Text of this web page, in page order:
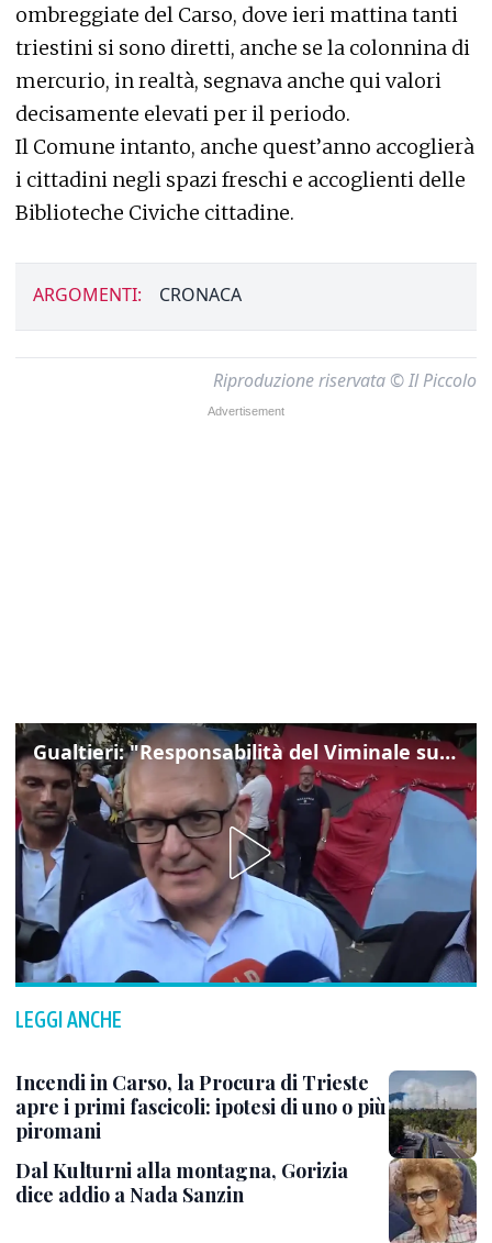
ombreggiate del Carso, dove ieri mattina tanti
triestini si sono diretti, anche se la colonnina di
mercurio, in realtà, segnava anche qui valori
decisamente elevati per il periodo.
Il Comune intanto, anche quest’anno accoglierà
i cittadini negli spazi freschi e accoglienti delle
Biblioteche Civiche cittadine.
ARGOMENTI: CRONACA
Riproduzione riservata © Il Piccolo
Gualtieri: "Responsabilità del Viminale su Spin Time? La posizione dei partiti è nota"
LEGGI ANCHE
Incendi in Carso, la Procura di Trieste
apre i primi fascicoli: ipotesi di uno o più
piromani
Dal Kulturni alla montagna, Gorizia
dice addio a Nada Sanzin